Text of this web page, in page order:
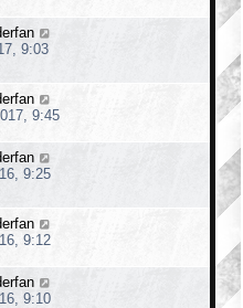
9:03
9:45
9:25
9:12
9:10